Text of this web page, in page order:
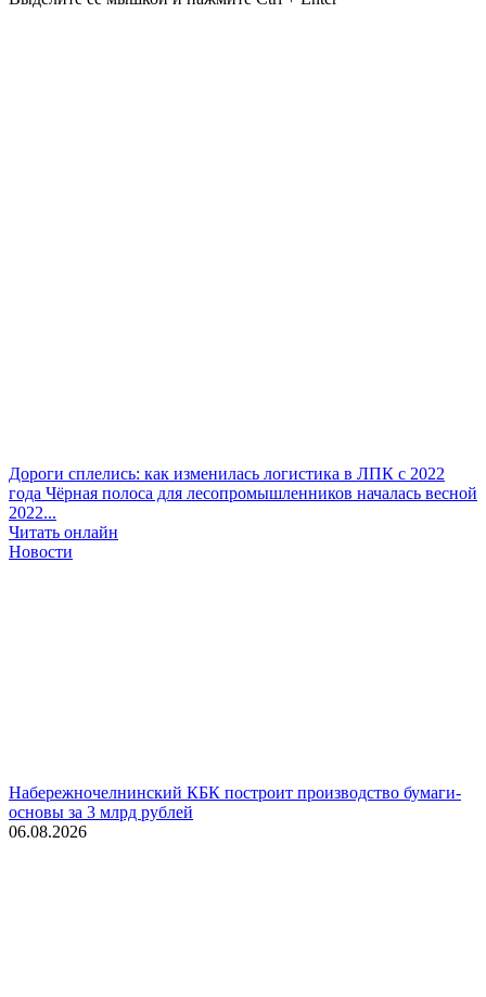
Дороги сплелись: как изменилась логистика в ЛПК с 2022
года Чёрная полоса для лесопромышленников началась весной
2022...
Читать онлайн
Новости
Набережночелнинский КБК построит производство бумаги-
основы за 3 млрд рублей
06.08.2026